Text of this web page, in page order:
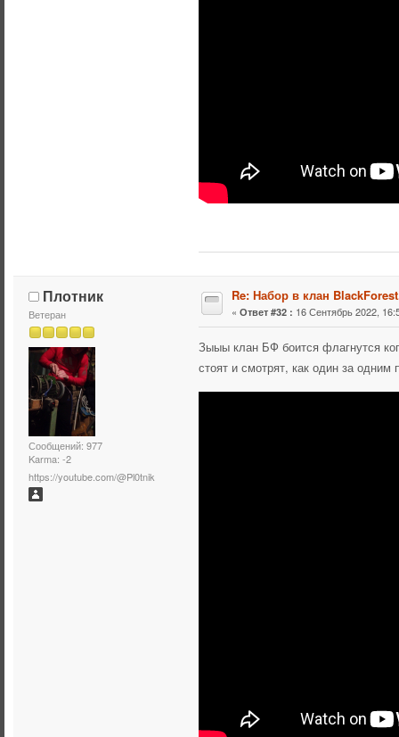
Плотник
Ветеран
Сообщений: 977
Karma: -2
https://youtube.com/@Pl0tnik
Re: Набор в клан
« Ответ #32 : 16 Сентябрь 2022,
Зыыы клан БФ боится флагнутся
стоят и смотрят, как один за